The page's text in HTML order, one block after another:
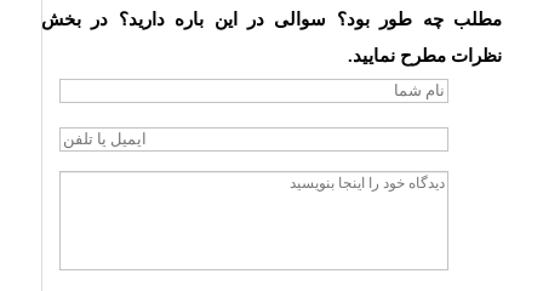
مطلب چه طور بود؟ سوالی در این باره دارید؟ در بخش
نظرات مطرح نمایید.